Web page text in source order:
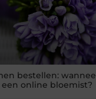
bestellen:
een online bloemist?